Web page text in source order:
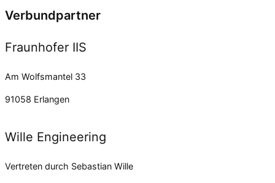
Verbundpartner
Fraunhofer IIS
Am Wolfsmantel 33
91058 Erlangen
Wille Engineering
Vertreten durch Sebastian Wille